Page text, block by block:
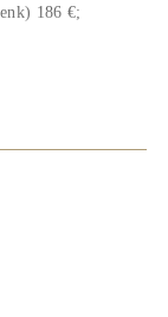
186 €;